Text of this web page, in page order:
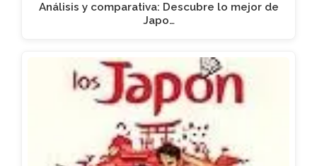
Análisis y comparativa: Descubre lo mejor de
Japo…